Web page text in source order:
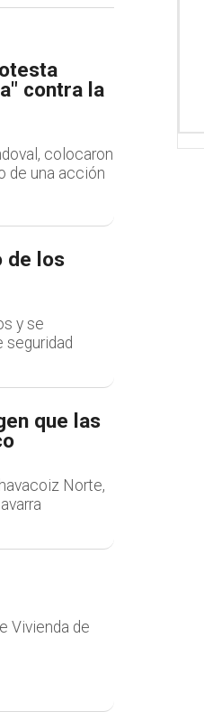
contra la
colocaron
de una acción
de los
y se
seguridad
que las
Norte,
Vivienda de